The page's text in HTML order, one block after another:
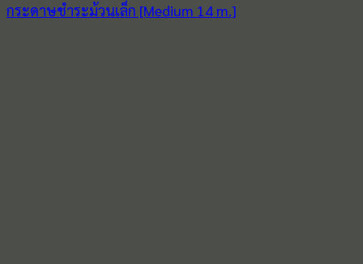
กระดาษชำระม้วนเล็ก [Medium 14 m.]